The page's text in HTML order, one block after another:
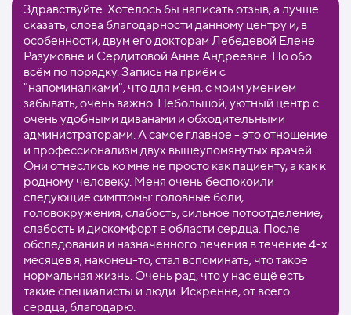
Здравствуйте. Хотелось бы написать отзыв, а лучше
сказать, слова благодарности данному центру и, в
особенности, двум его докторам Лебедевой Елене
Разумовне и Сердитовой Анне Андреевне. Но обо
всём по порядку. Запись на приём с
"напоминалками", что для меня, с моим умением
забывать, очень важно. Небольшой, уютный центр с
очень удобными диванами и обходительными
администраторами. А самое главное - это отношение
и профессионализм двух вышеупомянутых врачей.
Они отнеслись ко мне не просто как пациенту, а как к
родному человеку. Меня очень беспокоили
следующие симптомы: головные боли,
головокружения, слабость, сильное потоотделение,
слабость и дискомфорт в области сердца. После
обследования и назначенного лечения в течение 4-х
месяцев я, наконец-то, стал вспоминать, что такое
нормальная жизнь. Очень рад, что у нас ещё есть
такие специалисты и люди. Искренне, от всего
сердца, благодарю.